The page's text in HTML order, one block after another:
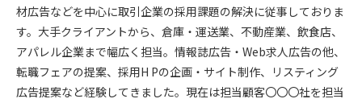
材広告などを中心に取引企業の採用課題の解決に従事しておりま
す。大手クライアントから、倉庫・運送業、不動産業、飲食店、
アパレル企業まで幅広く担当。情報誌広告・Web求人広告の他、
転職フェアの提案、採用H Pの企画・サイト制作、リスティング
広告提案など経験してきました。現在は担当顧客〇〇〇社を担当